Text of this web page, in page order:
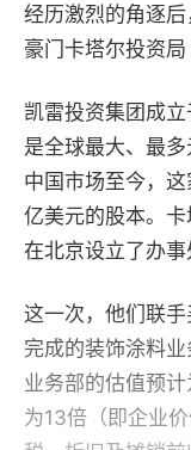
经历激烈的角逐
豪门卡塔尔投资局
凯雷投资集团成
是全球最大、最
中国市场至今，
亿美元的股本。
在北京设立了办事
这一次，他们联
完成的装饰涂料
业务部的估值预
为13倍（即企业